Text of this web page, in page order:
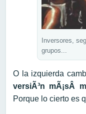
Inversores,
grupos...
O la izquierda
versiÃ³n mÃ¡sÂ
Porque lo cierto es